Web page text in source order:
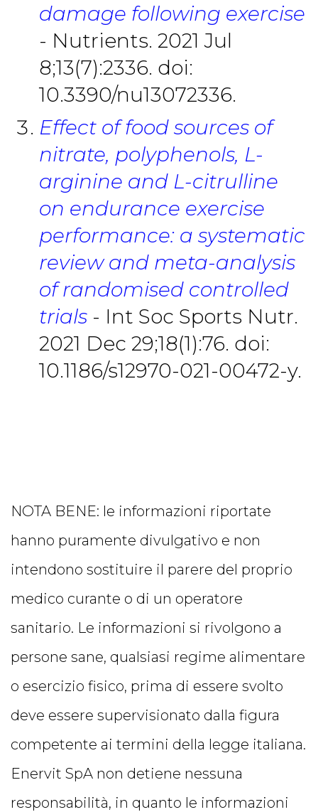
damage following exercise
- Nutrients. 2021 Jul
8;13(7):2336. doi:
10.3390/nu13072336.
Effect of food sources of
nitrate, polyphenols, L-
arginine and L-citrulline
on endurance exercise
performance: a systematic
review and meta-analysis
of randomised controlled
trials - Int Soc Sports Nutr.
2021 Dec 29;18(1):76. doi:
10.1186/s12970-021-00472-y.
NOTA BENE: le informazioni riportate
hanno puramente divulgativo e non
intendono sostituire il parere del proprio
medico curante o di un operatore
sanitario. Le informazioni si rivolgono a
persone sane, qualsiasi regime alimentare
o esercizio fisico, prima di essere svolto
deve essere supervisionato dalla figura
competente ai termini della legge italiana.
Enervit SpA non detiene nessuna
responsabilità, in quanto le informazioni